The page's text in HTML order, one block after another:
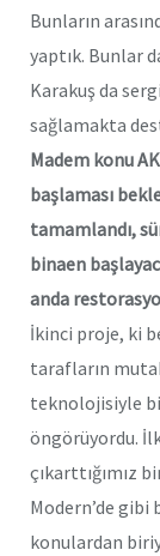
Bunların
yaptık. Bunlar
Karakuş da
sağlamakta
Madem konu
başlaması
tamamlandı,
binaen
anda
İkinci proje, ki
tarafların
teknolojisiyle
öngörüyordu.
çıkarttığımız
Modern’de
konulardan